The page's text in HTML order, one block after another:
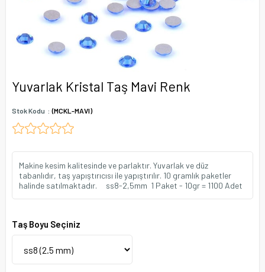
Yuvarlak Kristal Taş Mavi Renk
Stok Kodu (MCKL-MAVI)
Makine kesim kalitesinde ve parlaktır. Yuvarlak ve düz
tabanlıdır, taş yapıştırıcısı ile yapıştırılır. 10 gramlık paketler
halinde satılmaktadır. ss8-2,5mm 1 Paket - 10gr = 1100 Adet
Taş Boyu Seçiniz